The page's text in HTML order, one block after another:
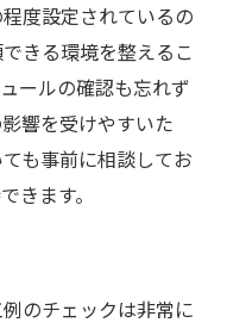
度設定されているの
きる環境を整えるこ
ールの確認も忘れず
響を受けやすいた
も事前に相談してお
きます。
のチェックは非常に